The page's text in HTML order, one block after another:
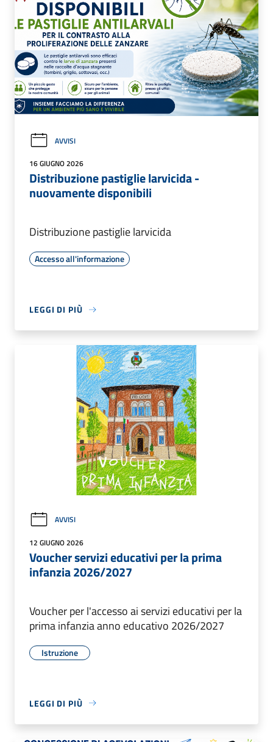
AVVISI
16 GIUGNO 2026
Distribuzione pastiglie larvicida -
nuovamente disponibili
Distribuzione pastiglie larvicida
Accesso all'informazione
LEGGI DI PIÙ
AVVISI
12 GIUGNO 2026
Voucher servizi educativi per la prima
infanzia 2026/2027
Voucher per l'accesso ai servizi educativi per la
prima infanzia anno educativo 2026/2027
Istruzione
LEGGI DI PIÙ